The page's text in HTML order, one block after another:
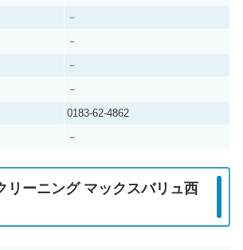
－
－
－
－
0183-62-4862
－
リーニング マックスバリュ西